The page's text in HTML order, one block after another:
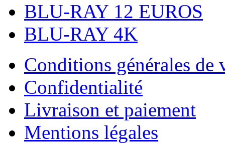
BLU-RAY 12 EUROS
BLU-RAY 4K
Conditions générales de
Confidentialité
Livraison et paiement
Mentions légales